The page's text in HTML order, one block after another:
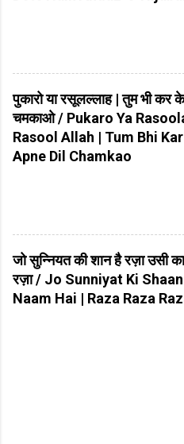
पुकारो या रसूलल्लाह | तुम भी कर
चमकाओ / Pukaro Ya
Rasool Allah | Tum Bhi
Apne Dil Chamkao
जो सुन्नियत की शान है रज़ा उसी
रज़ा / Jo Sunniyat Ki
Naam Hai | Raza Raza